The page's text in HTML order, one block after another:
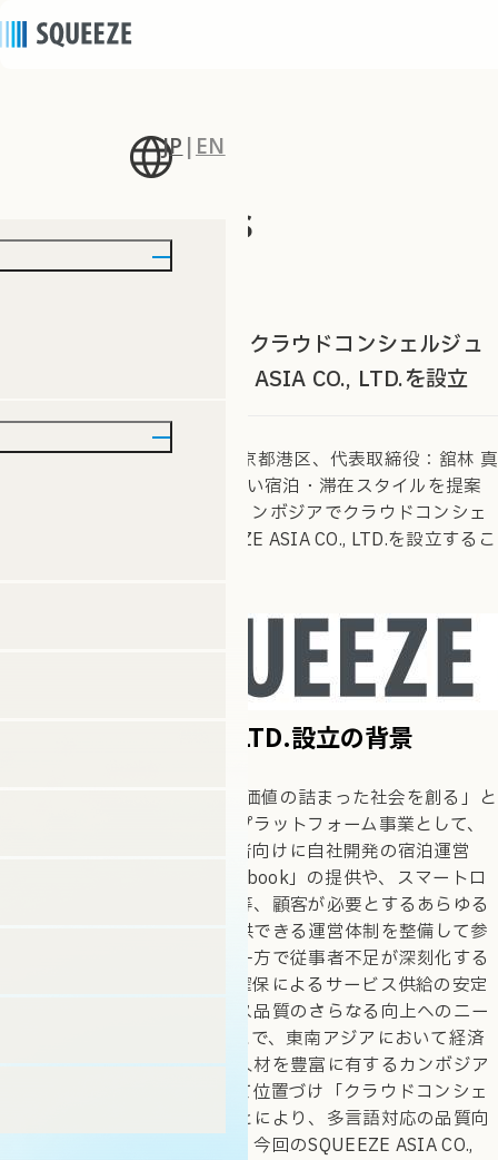
JP | EN
ニュース
news
SQUEEZE、カンボジアでクラウドコンシェルジュ
事業を展開するSQUEEZE ASIA CO., LTD.を設立
株式会社SQUEEZE (本社：東京都港区、代表取締役：舘林 真
一、以下、「当社」) は、新しい宿泊・滞在スタイルを提案
する取り組みの一環として、カンボジアでクラウドコンシェ
ルジュ事業を展開するSQUEEZE ASIA CO., LTD.を設立するこ
SQUEEZE ASIA CO., LTD.設立の背景
これまで、SQUEEZEでは、「価値の詰まった社会を創る」と
いう企業ミッションのもと、プラットフォーム事業として、
ホテル・民泊などの宿泊事業者向けに自社開発の宿泊運営
SaaS（サース）である「suitebook」の提供や、スマートロ
ック販売・民泊のデータ分析等、顧客が必要とするあらゆる
サービスをワンストップで提供できる運営体制を整備して参
りました。宿泊需要が高まる一方で従事者不足が深刻化する
市場において、多言語人材の確保によるサービス供給の安定
化はもちろんのこと、サービス品質のさらなる向上へのニー
ズは高まり続けています。そこで、東南アジアにおいて経済
成長が著しく、国内に多言語人材を豊富に有するカンボジア
を新たな事業拠点の一つとして位置づけ「クラウドコンシェ
ルジュ事業」を立ち上げることにより、多言語対応の品質向
上と人材確保を推進するべく、今回のSQUEEZE ASIA CO.,